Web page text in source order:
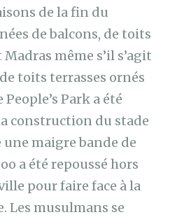
de la fin du
de balcons, de toits
même s’il s’agit
toits terrasses ornés
Park a été
construction du stade
maigre bande de
a été repoussé hors
pour faire face à la
Les musulmans se